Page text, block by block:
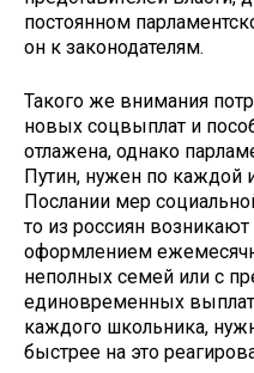
постоянном
он к законодателям.
Такого же внимания
новых соцвыплат и
отлажена, однако
Путин, нужен по каждой
Послании мер
то из россиян
оформлением
неполных семей или с
единовременных выплат
каждого школьника,
быстрее на это